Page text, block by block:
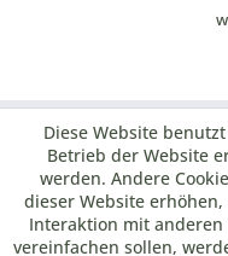
Diese Website
Betrieb der Website
werden. Andere
dieser Website
Interaktion mit anderen
vereinfachen sollen,